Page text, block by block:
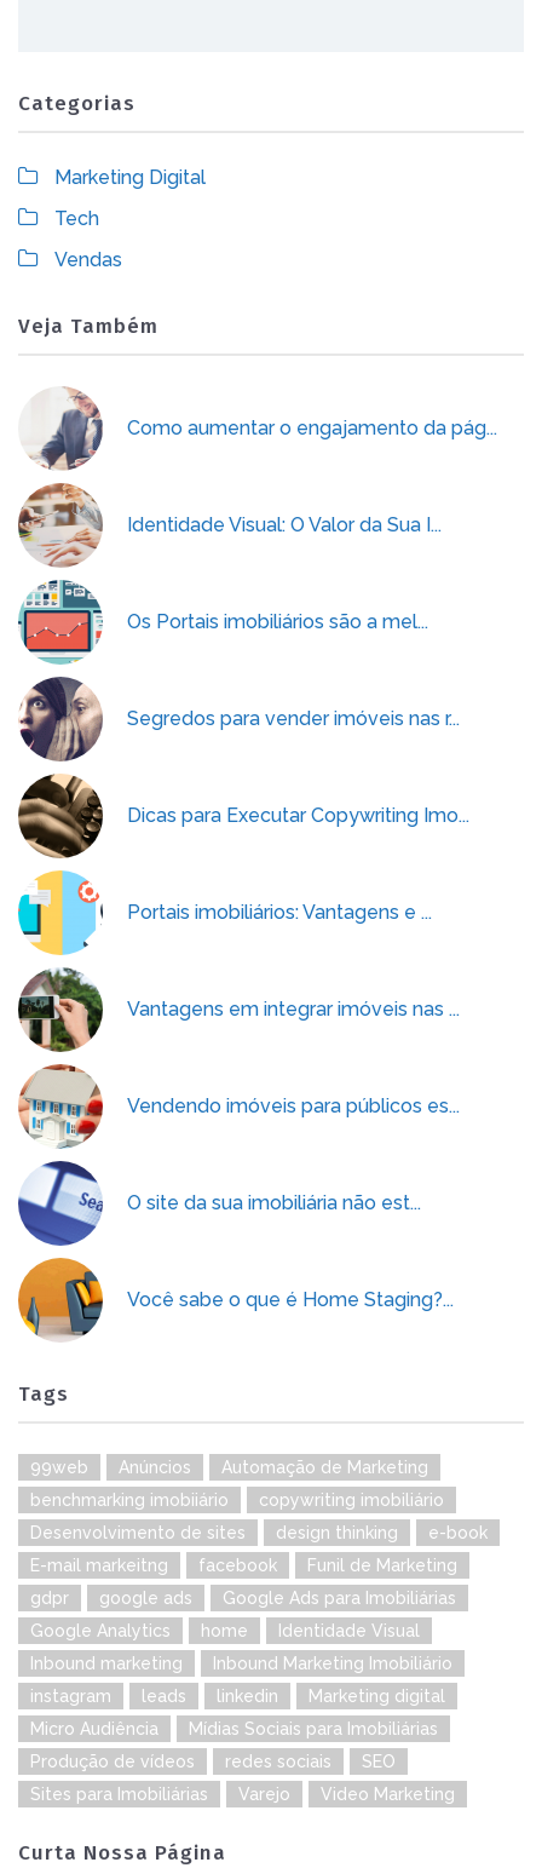
Categorias
Marketing Digital
Tech
Vendas
Veja Também
Como aumentar o engajamento da pág...
Identidade Visual: O Valor da Sua I...
Os Portais imobiliários são a mel...
Segredos para vender imóveis nas r...
Dicas para Executar Copywriting Imo...
Portais imobiliários: Vantagens e ...
Vantagens em integrar imóveis nas ...
Vendendo imóveis para públicos es...
O site da sua imobiliária não est...
Você sabe o que é Home Staging?...
Tags
99web Anúncios
Automação de Marketing
benchmarking imobiiário
copywriting imobiliário
Desenvolvimento de sites
design thinking
e-book
E-mail markeitng
facebook
Funil de Marketing
gdpr
google ads
Google Ads para Imobiliárias
Google Analytics
home
Identidade Visual
Inbound marketing
Inbound Marketing Imobiliário
instagram
leads linkedin
Marketing digital
Micro Audiência
Mídias Sociais para Imobiliárias
Produção de vídeos
redes sociais
SEO
Sites para Imobiliárias
Varejo Video Marketing
Curta Nossa Página